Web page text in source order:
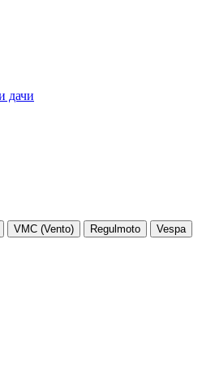
дачи
VMC (Vento) Regulmoto
Vespa